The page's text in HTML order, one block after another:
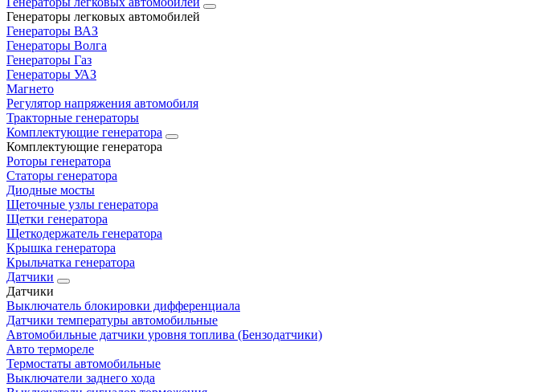
Генераторы легковых автомобилей
Генераторы ВАЗ
Генераторы Волга
Генераторы Газ
Генераторы УАЗ
Магнето
Регулятор напряжения автомобиля
Тракторные генераторы
Комплектующие генератора
Комплектующие генератора
Роторы генератора
Статоры генератора
Диодные мосты
Щеточные узлы генератора
Щетки генератора
Щеткодержатель генератора
Крышка генератора
Крыльчатка генератора
Датчики
Датчики
Выключатель блокировки дифференциала
Датчики температуры автомобильные
Автомобильные датчики уровня топлива (Бензодатчики)
Авто термореле
Термостаты автомобильные
Выключатели заднего хода